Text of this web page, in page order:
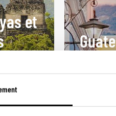
et
Antigua
18 jours